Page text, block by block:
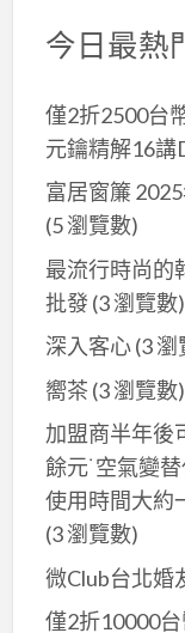
今日最熱
僅2折2500台
元鑰精解16
富居窗簾
(5 瀏覽數)
最流行時尚的
批發(3 瀏覽數)
深入客心(3 瀏
嚮茶 (3 瀏覽數)
加盟商半年後
餘元˙空氣變
使用時間大約
(3 瀏覽數)
微Club台北婚
僅2折10000